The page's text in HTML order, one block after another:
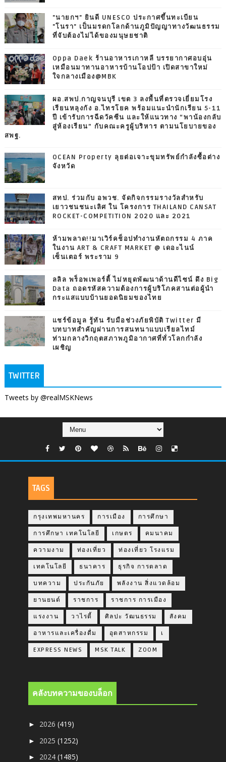
"นายกฯ" ยินดี UNESCO ประกาศขึ้นทะเบียน
"โนรา" เป็นมรดกโลกด้านภูมิปัญญาทางวัฒนธรรม
ที่จับต้องไม่ได้ของมนุษยชาติ
Oppa Daek ร้านอาหารเกาหลี บรรยากาศอบอุ่น
เหมือนมาทานอาหารบ้านโอปป้า เปิดสาขาใหม่
ใจกลางเมือง@MBK
ผอ.สพป.กาญจนบุรี เขต 3 ลงพื้นที่ตรวจเยี่ยมโรง
เรียนหลุงกัง อ.ไทรโยค พร้อมแนะนำนักเรียน 5-11
ปี เข้ารับการฉีดวัคซีน และให้แนวทาง “พาน้องกลับ
สู่ห้องเรียน” กับคณะครูผู้บริหาร ตามนโยบายของ
สพฐ.
OCEAN Property ลุยต่อเจาะขุมทรัพย์กำลังซื้อต่าง
จังหวัด
สทป. ร่วมกับ อพวช. จัดกิจกรรมรางวัลสำหรับ
เยาวชนชนะเลิศ ใน โครงการ THAILAND CANSAT
ROCKET-COMPETITION 2020 และ 2021
ห้ามพลาด!!มาเวิร์คช็อปทำงานหัตถกรรม 4 ภาค
ในงาน ART & CRAFT MARKET @ เดอะไนน์
เซ็นเตอร์ พระราม 9
ลลิล พร็อพเพอร์ตี้ ไม่หยุดพัฒนาด้านดีไซน์ ดึง Big
Data ถอดรหัสความต้องการผู้บริโภคสานต่อผู้นำ
กระแสแบบบ้านยอดนิยมของไทย
แชร์ข้อมูล รู้ทัน รับมือช่วงภัยพิบัติ Twitter มี
บทบาทสำคัญผ่านการสนทนาแบบเรียลไทม์
ท่ามกลางวิกฤตสภาพภูมิอากาศที่ทั่วโลกกำลัง
เผชิญ
TWITTER
Tweets by @realMSKNews
TAGS
กรุงเทพมหานคร การเมือง การศึกษา
การศึกษา เทคโนโลยี เกษตร คมนาคม
ความงาม ท่องเที่ยว ท่องเที่ยว โรงแรม
เทคโนโลยี ธนาคาร ธุรกิจ การตลาด
บทความ ประกันภัย พลังงาน สิ่งแวดล้อม
ยานยนต์ ราชการ ราชการ การเมือง
แรงงาน วาไรตี้ ศิลปะ วัฒนธรรม สังคม
อาหารและเครื่องดื่ม อุตสาหกรรม เ
EXPRESS NEWS MSK TALK ZOOM
คลังบทความของบล็อก
► 2026(419)
► 2025(1252)
► 2024(1485)